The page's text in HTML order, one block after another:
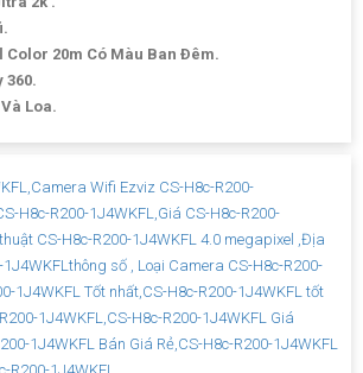
Color 20m Có Màu Ban Ðêm.
360.
Loa.